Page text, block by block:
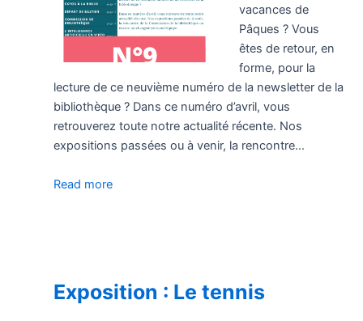
vacances de
Pâques ? Vous
êtes de retour, en
forme, pour la
lecture de ce neuvième numéro de la newsletter de la
bibliothèque ? Dans ce numéro d’avril, vous
retrouverez toute notre actualité récente. Nos
expositions passées ou à venir, la rencontre…
Read more
Exposition : Le tennis